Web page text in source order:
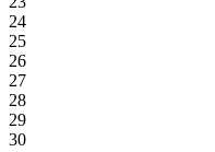
24
25
26
27
28
29
30